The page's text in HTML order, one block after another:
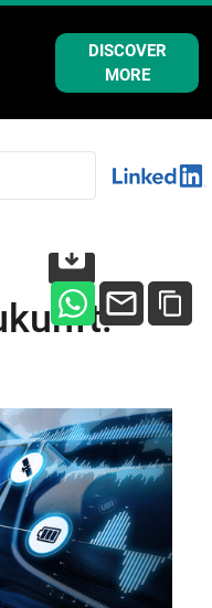
DISCOVER
MORE